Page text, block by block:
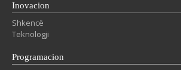
Inovacion
Shkencë
Teknologji
Programacion